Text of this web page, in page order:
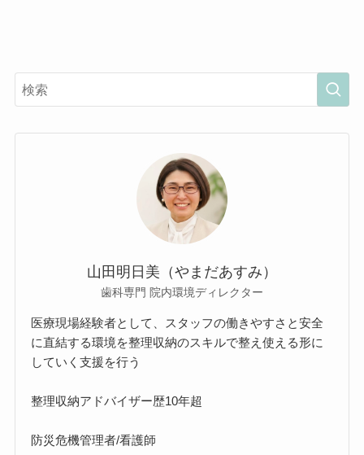
山田明日美（やまだあすみ）
歯科専門 院内環境ディレクター
医療現場経験者として、スタッフの働きやすさと安全
に直結する環境を整理収納のスキルで整え使える形に
していく支援を行う
整理収納アドバイザー歴10年超
防災危機管理者/看護師